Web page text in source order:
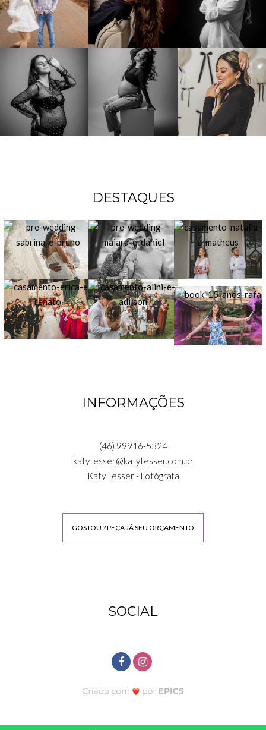
DESTAQUES
INFORMAÇÕES
(46) 99916-5324
katytesser@katytesser.com.br
Katy Tesser - Fotógrafa
GOSTOU ? PEÇA JÁ SEU ORÇAMENTO
SOCIAL